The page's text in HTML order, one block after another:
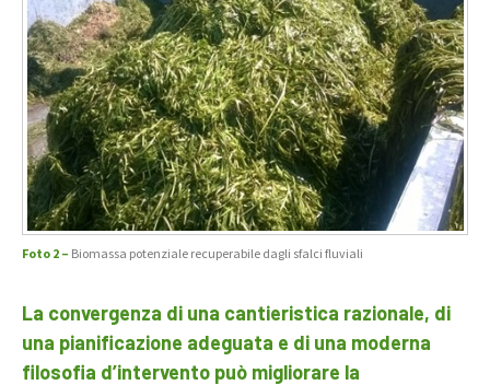
Foto 2 – Biomassa potenziale recuperabile dagli sfalci fluviali
La convergenza di una cantieristica razionale, di
una pianificazione adeguata e di una moderna
filosofia d’intervento può migliorare la